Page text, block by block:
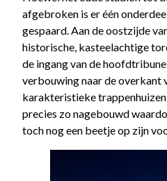
afgebroken is er één
gespaard. Aan de oostzijde
historische, kasteelachtige
de ingang van de
verbouwing naar de overkant
karakteristieke
precies zo nagebouwd
toch nog een beetje op zijn